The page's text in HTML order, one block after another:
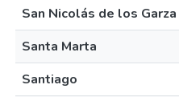
San Nicolás de los Garza
Santa Marta
Santiago